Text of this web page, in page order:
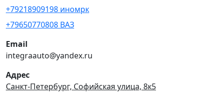
+79218909198 иномрк
+79650770808 ВАЗ
Email
integraauto@yandex.ru
Адрес
Санкт-Петербург, Софийская улица, 8к5